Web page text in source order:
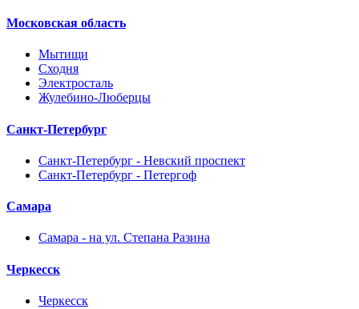
Московская область
Мытищи
Сходня
Электросталь
Жулебино-Люберцы
Санкт-Петербург
Санкт-Петербург - Невский проспект
Санкт-Петербург - Петергоф
Самара
Самара - на ул. Степана Разина
Черкесск
Черкесск